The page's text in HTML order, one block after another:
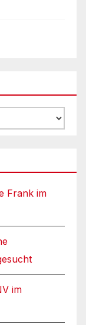
Frank im
im